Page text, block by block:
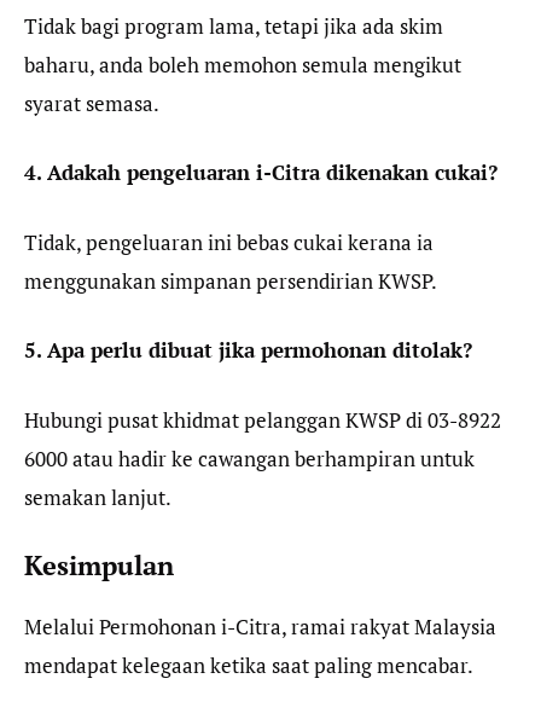
Tidak bagi program lama, tetapi jika ada skim
baharu, anda boleh memohon semula mengikut
syarat semasa.
4. Adakah pengeluaran i-Citra dikenakan cukai?
Tidak, pengeluaran ini bebas cukai kerana ia
menggunakan simpanan persendirian KWSP.
5. Apa perlu dibuat jika permohonan ditolak?
Hubungi pusat khidmat pelanggan KWSP di 03-8922
6000 atau hadir ke cawangan berhampiran untuk
semakan lanjut.
Kesimpulan
Melalui Permohonan i-Citra, ramai rakyat Malaysia
mendapat kelegaan ketika saat paling mencabar.